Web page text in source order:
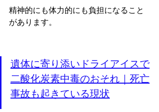
精神的にも体力的にも負担になること
があります。
遺体に寄り添いドライアイスで
二酸化炭素中毒のおそれ｜死亡
事故も起きている現状